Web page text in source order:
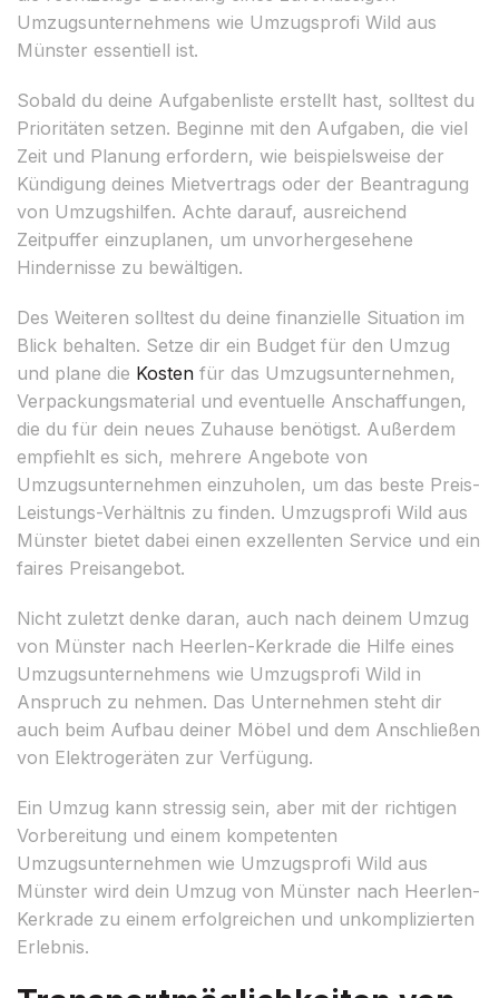
Umzugsunternehmens wie Umzugsprofi Wild aus
Münster essentiell ist.
Sobald du deine Aufgabenliste erstellt hast, solltest du
Prioritäten setzen. Beginne mit den Aufgaben, die viel
Zeit und Planung erfordern, wie beispielsweise der
Kündigung deines Mietvertrags oder der Beantragung
von Umzugshilfen. Achte darauf, ausreichend
Zeitpuffer einzuplanen, um unvorhergesehene
Hindernisse zu bewältigen.
Des Weiteren solltest du deine finanzielle Situation im
Blick behalten. Setze dir ein Budget für den Umzug
und plane die Kosten für das Umzugsunternehmen,
Verpackungsmaterial und eventuelle Anschaffungen,
die du für dein neues Zuhause benötigst. Außerdem
empfiehlt es sich, mehrere Angebote von
Umzugsunternehmen einzuholen, um das beste Preis-
Leistungs-Verhältnis zu finden. Umzugsprofi Wild aus
Münster bietet dabei einen exzellenten Service und ein
faires Preisangebot.
Nicht zuletzt denke daran, auch nach deinem Umzug
von Münster nach Heerlen-Kerkrade die Hilfe eines
Umzugsunternehmens wie Umzugsprofi Wild in
Anspruch zu nehmen. Das Unternehmen steht dir
auch beim Aufbau deiner Möbel und dem Anschließen
von Elektrogeräten zur Verfügung.
Ein Umzug kann stressig sein, aber mit der richtigen
Vorbereitung und einem kompetenten
Umzugsunternehmen wie Umzugsprofi Wild aus
Münster wird dein Umzug von Münster nach Heerlen-
Kerkrade zu einem erfolgreichen und unkomplizierten
Erlebnis.